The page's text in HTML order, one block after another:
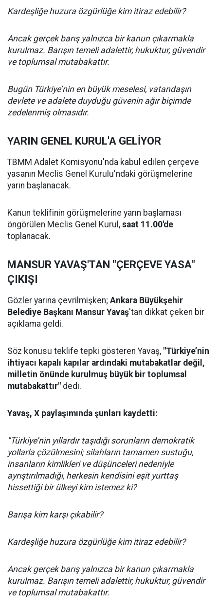
Kardeşliğe huzura özgürlüğe kim itiraz edebilir?
Ancak gerçek barış yalnızca bir kanun çıkarmakla
kurulmaz. Barışın temeli adalettir, hukuktur, güvendir
ve toplumsal mutabakattır.
Bugün Türkiye’nin en büyük meselesi, vatandaşın
devlete ve adalete duyduğu güvenin ağır biçimde
zedelenmiş olmasıdır.
YARIN GENEL KURUL'A GELİYOR
TBMM Adalet Komisyonu'nda kabul edilen çerçeve
yasanın Meclis Genel Kurulu'ndaki görüşmelerine
yarın başlanacak.
Kanun teklifinin görüşmelerine yarın başlaması
öngörülen Meclis Genel Kurul, saat 11.00'de
toplanacak.
MANSUR YAVAŞ'TAN "ÇERÇEVE YASA"
ÇIKIŞI
Gözler yarına çevrilmişken; Ankara Büyükşehir
Belediye Başkanı Mansur Yavaş'tan dikkat çeken bir
açıklama geldi.
Söz konusu teklife tepki gösteren Yavaş, "Türkiye’nin
ihtiyacı kapalı kapılar ardındaki mutabakatlar değil,
milletin önünde kurulmuş büyük bir toplumsal
mutabakattır" dedi.
Yavaş, X paylaşımında şunları kaydetti:
"Türkiye’nin yıllardır taşıdığı sorunların demokratik
yollarla çözülmesini; silahların tamamen sustuğu,
insanların kimlikleri ve düşünceleri nedeniyle
ayrıştırılmadığı, herkesin kendisini eşit yurttaş
hissettiği bir ülkeyi kim istemez ki?
Barışa kim karşı çıkabilir?
Kardeşliğe huzura özgürlüğe kim itiraz edebilir?
Ancak gerçek barış yalnızca bir kanun çıkarmakla
kurulmaz. Barışın temeli adalettir, hukuktur, güvendir
ve toplumsal mutabakattır.